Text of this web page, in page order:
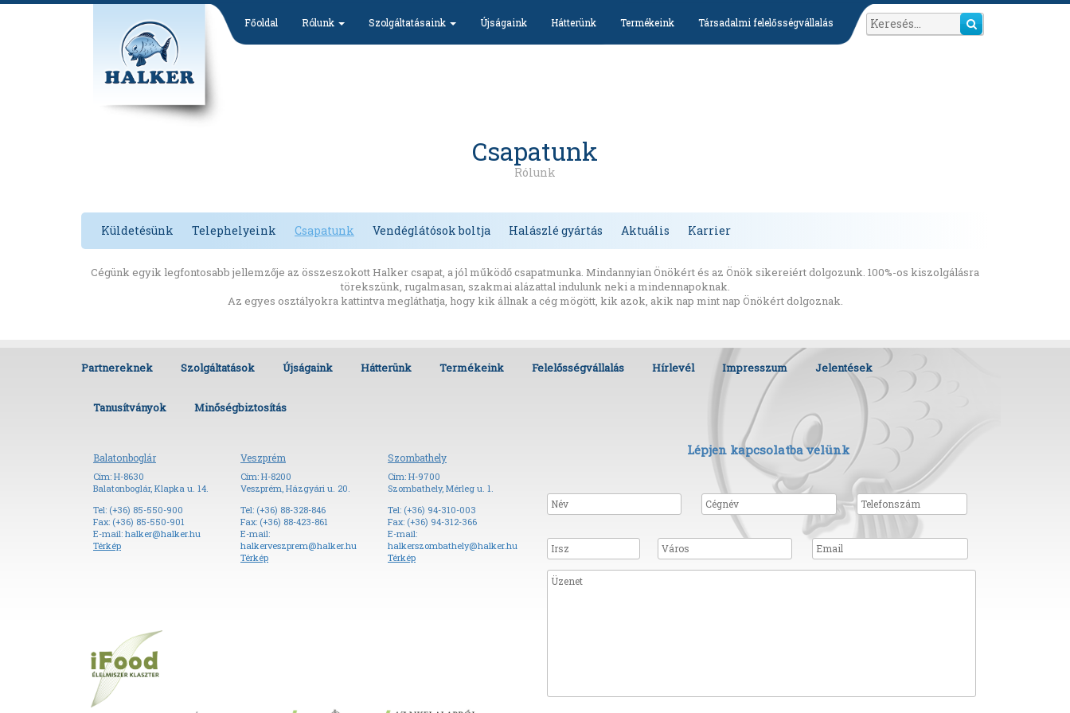
Főoldal Rólunk Szolgáltatásaink Újságaink Hátterünk Termékeink Társadalmi felelősségvállalás
Csapatunk
Rólunk
Küldetésünk Telephelyeink Csapatunk Vendéglátósok boltja Halászlé gyártás Aktuális Karrier
Cégünk egyik legfontosabb jellemzője az összeszokott Halker csapat, a jól működő csapatmunka. Mindannyian Önökért és az Önök sikereiért dolgozunk. 100%-os kiszolgálásra
törekszünk, rugalmasan, szakmai alázattal indulunk neki a mindennapoknak.
Az egyes osztályokra kattintva megláthatja, hogy kik állnak a cég mögött, kik azok, akik nap mint nap Önökért dolgoznak.
Partnereknek Szolgáltatások Újságaink Hátterünk Termékeink Felelősségvállalás Hírlevél Impresszum Jelentések
Tanusítványok Minőségbiztosítás
Balatonboglár
Cím: H-8630
Balatonboglár, Klapka u. 14.
Tel: (+36) 85-550-900
Fax: (+36) 85-550-901
E-mail: halker@halker.hu
Térkép
Veszprém
Cím: H-8200
Veszprém, Házgyári u. 20.
Tel: (+36) 88-328-846
Fax: (+36) 88-423-861
E-mail:
halkerveszprem@halker.hu
Térkép
Szombathely
Cím: H-9700
Szombathely, Mérleg u. 1.
Tel: (+36) 94-310-003
Fax: (+36) 94-312-366
E-mail:
halkerszombathely@halker.hu
Térkép
Lépjen kapcsolatba velünk